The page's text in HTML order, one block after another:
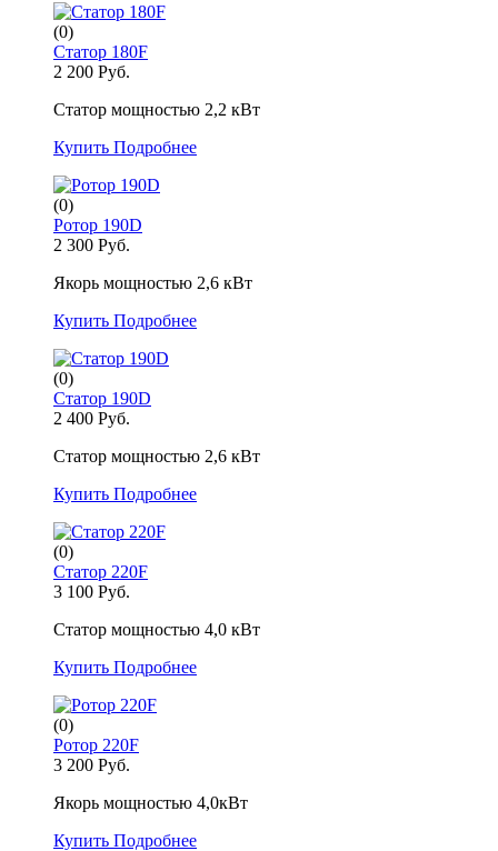
(0)
Статор 180F
2 200 Руб.
Статор мощностью 2,2 кВт
Купить Подробнее
(0)
Ротор 190D
2 300 Руб.
Якорь мощностью 2,6 кВт
Купить Подробнее
(0)
Статор 190D
2 400 Руб.
Статор мощностью 2,6 кВт
Купить Подробнее
(0)
Статор 220F
3 100 Руб.
Статор мощностью 4,0 кВт
Купить Подробнее
(0)
Ротор 220F
3 200 Руб.
Якорь мощностью 4,0кВт
Купить Подробнее